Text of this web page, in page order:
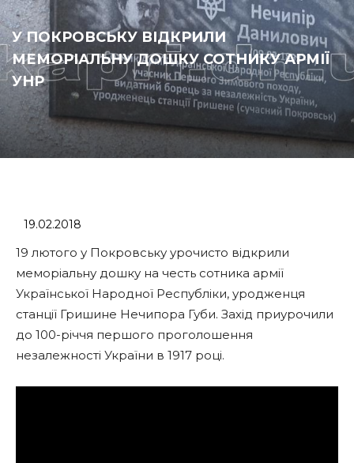
У ПОКРОВСЬКУ ВІДКРИЛИ
МЕМОРІАЛЬНУ ДОШКУ СОТНИКУ АРМІЇ
УНР
19.02.2018
19 лютого у Покровську урочисто відкрили
меморіальну дошку на честь сотника армії
Української Народної Республіки, уродженця
станції Гришине Нечипора Губи. Захід приурочили
до 100-річчя першого проголошення
незалежності України в 1917 році.